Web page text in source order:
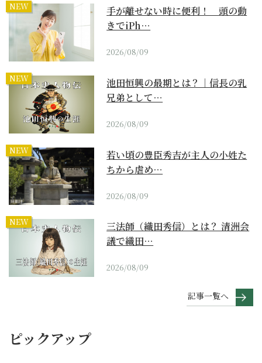
NEW
手が離せない時に便利！ 頭の動
きでiPh…
2026/08/09
NEW
池田恒興の最期とは？｜信長の乳
兄弟として…
2026/08/09
NEW
若い頃の豊臣秀吉が主人の小姓た
ちから虐め…
2026/08/09
NEW
三法師（織田秀信）とは？ 清洲会
議で織田…
2026/08/09
記事一覧へ
ピックアップ